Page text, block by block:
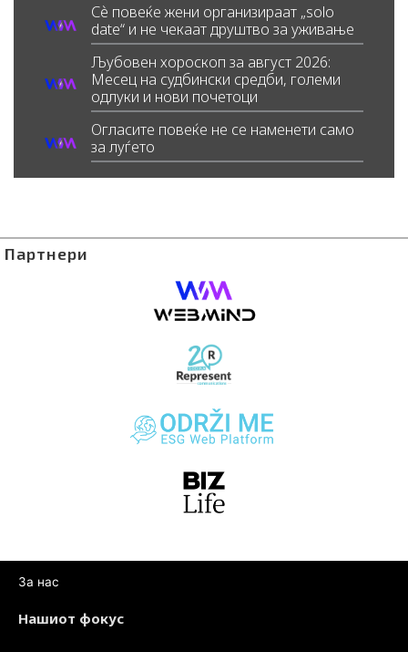
Сè повеќе жени организираат „solo
date“ и не чекаат друштво за уживање
Љубовен хороскоп за август 2026:
Месец на судбински средби, големи
одлуки и нови почетоци
Огласите повеќе не се наменети само
за луѓето
Партнери
За нас
Нашиот фокус